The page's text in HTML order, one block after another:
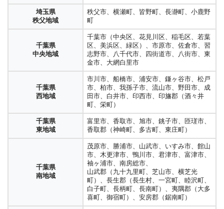
埼玉県
秩父地域
秩父市、横瀬町、皆野町、長瀞町、小鹿野
町
千葉県
中央地域
千葉市（中央区、花見川区、稲毛区、若葉
区、美浜区、緑区）、市原市、佐倉市、習
志野市、八千代市、四街道市、八街市、東
金市、大網白里市
千葉県
西地域
市川市、船橋市、浦安市、鎌ヶ谷市、松戸
市、柏市、我孫子市、流山市、野田市、成
田市、白井市、印西市、印旛郡（酒々井
町、栄町）
千葉県
東地域
富里市、香取市、旭市、銚子市、匝瑳市、
香取郡（神崎町、多古町、東庄町）
千葉県
南地域
茂原市、勝浦市、山武市、いすみ市、館山
市、木更津市、鴨川市、君津市、富津市、
袖ヶ浦市、南房総市、
山武郡（九十九里町、芝山市、横芝光
町）、長生郡（長生村、一宮町、睦沢町、
白子町、長柄町、長南町）、夷隅郡（大多
喜町、御宿町）、安房郡（鋸南町）